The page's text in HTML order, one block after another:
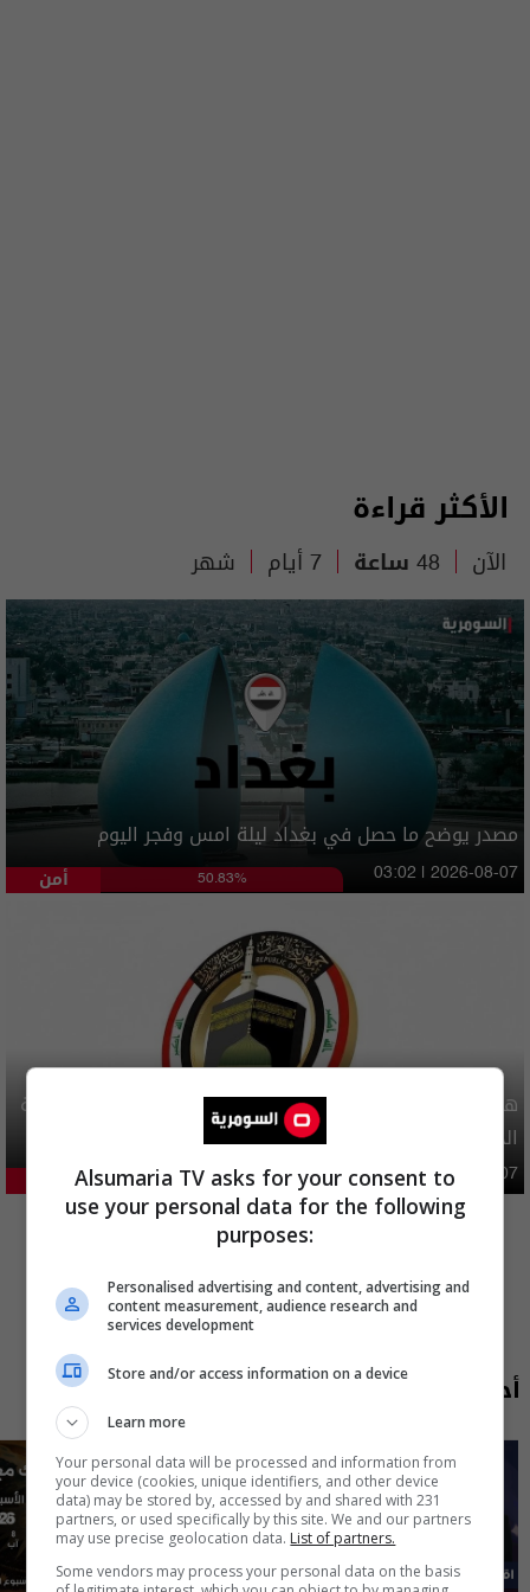
الأكثر قراءة
الآن 48 ساعة 7 أيام شهر
مصدر يوضح ما حصل في بغداد ليلة امس وفجر اليوم
أمن 50.83% 03:02 | 2026-08-07
هيئة الحج تصدر قرارا يخص "لم الشمل" وتعديل استمارة قرعة
الحج
محليات 19.02% 06:40 | 2026-08-07
المزيد
أحدث الحلقات
Alsumaria TV asks for your consent to
use your personal data for the following
purposes:
Personalised advertising and content, advertising and
content measurement, audience research and
services development
Store and/or access information on a device
Learn more
Your personal data will be processed and information from
your device (cookies, unique identifiers, and other device
data) may be stored by, accessed by and shared with 231
partners, or used specifically by this site. We and our partners
may use precise geolocation data. List of partners.
Some vendors may process your personal data on the basis